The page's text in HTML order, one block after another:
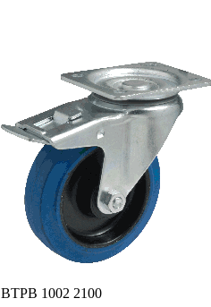
BTPB 1002 2100